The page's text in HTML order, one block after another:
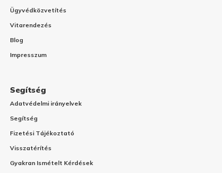
Ügyvédközvetítés
Vitarendezés
Blog
Impresszum
Segítség
Adatvédelmi irányelvek
Segítség
Fizetési Tájékoztató
Visszatérítés
Gyakran Ismételt Kérdések